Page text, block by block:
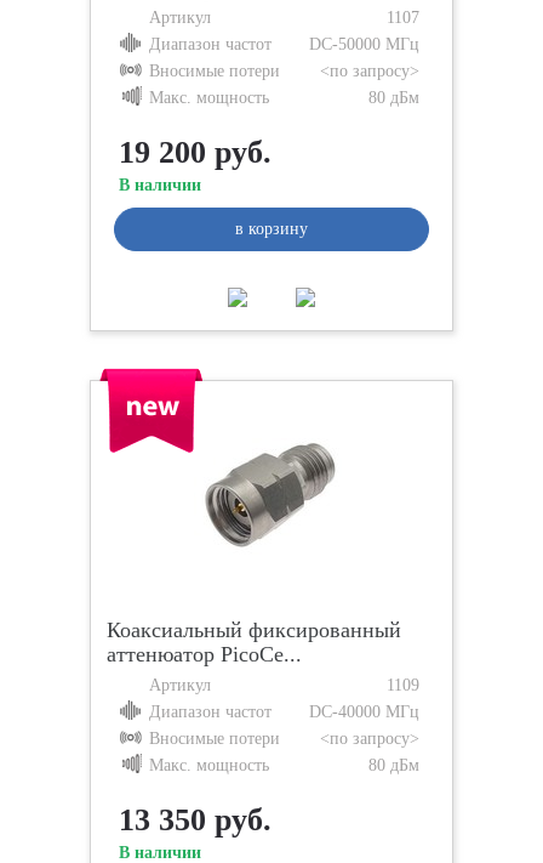
Артикул
1107
Диапазон частот
DC-50000 МГц
Вносимые потери
<по запросу>
Макс. мощность
80 дБм
19 200 руб.
В наличии
в корзину
Коаксиальный фиксированный
аттенюатор PicoCe...
Артикул
1109
Диапазон частот
DC-40000 МГц
Вносимые потери
<по запросу>
Макс. мощность
80 дБм
13 350 руб.
В наличии